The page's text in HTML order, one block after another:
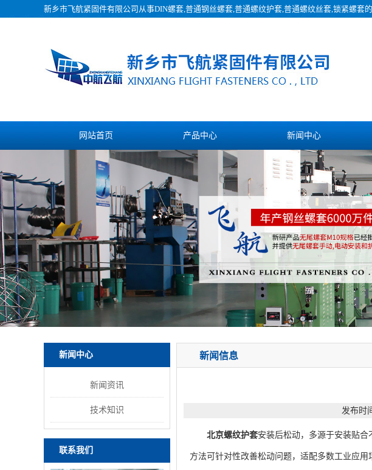
新乡市飞航紧固件有限公司从事DIN螺套,普通钢丝螺套,普通螺纹护套,普通螺纹丝套,锁紧螺套
网站首页 产品中心 新闻中心
新闻中心
新闻资讯
技术知识
联系我们
新闻信息
发布时
北京螺纹护套安装后松动，多源于安装贴
方法可针对性改善松动问题，适配多数工业应用